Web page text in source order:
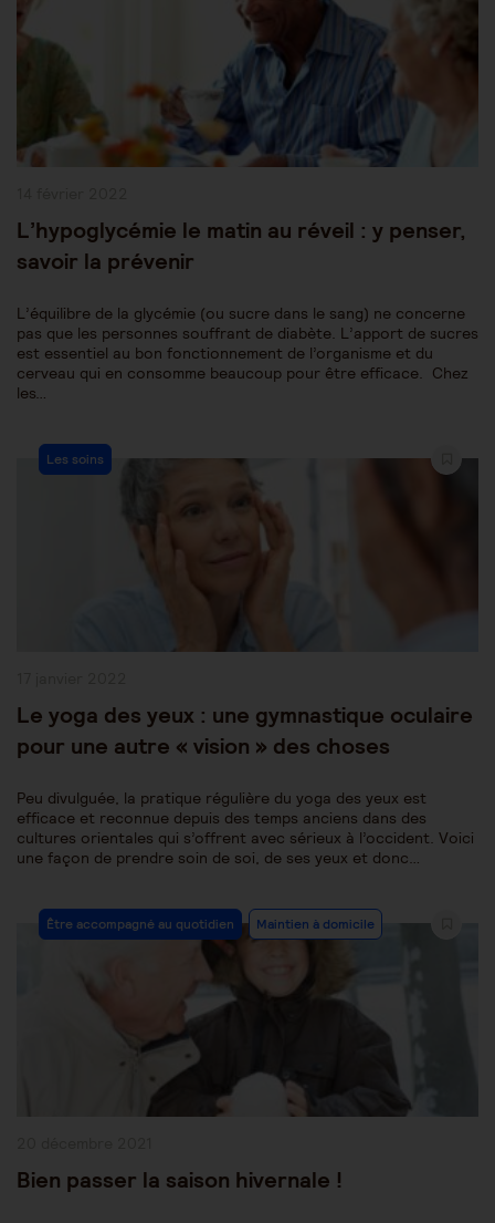
L’hypoglycémie le matin au réveil : y penser,
savoir la prévenir
L’équilibre de la glycémie (ou sucre dans le sang) ne concerne
pas que les personnes souffrant de diabète. L’apport de sucres
est essentiel au bon fonctionnement de l’organisme et du
cerveau qui en consomme beaucoup pour être efficace. Chez
les…
Post
Category:
Les soins
Le yoga des yeux : une gymnastique oculaire
pour une autre « vision » des choses
Peu divulguée, la pratique régulière du yoga des yeux est
efficace et reconnue depuis des temps anciens dans des
cultures orientales qui s’offrent avec sérieux à l’occident. Voici
une façon de prendre soin de soi, de ses yeux et donc…
Post
Category:
Être accompagné au quotidien Maintien à domicile
Bien passer la saison hivernale !